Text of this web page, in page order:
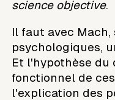
science objective.
Il faut avec
psychologiques,
Et l'hypothèse du
fonctionnel de
l'explication des